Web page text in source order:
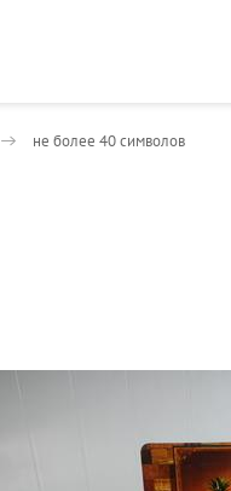
не более 40 символов